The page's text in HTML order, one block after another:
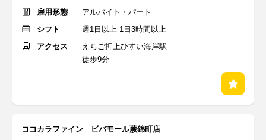
雇用形態
アルバイト・パート
シフト
週1日以上 1日3時間以上
アクセス
えちご押上ひすい海岸駅
徒歩9分
ココカラファイン ビバモール蕨錦町店